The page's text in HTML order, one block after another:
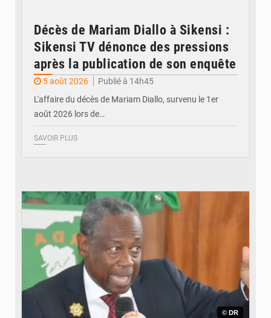
Décès de Mariam Diallo à Sikensi :
Sikensi TV dénonce des pressions
après la publication de son enquête
5 août 2026
Publié à 14h45
L'affaire du décès de Mariam Diallo, survenu le 1er
août 2026 lors de…
SAVOIR PLUS
© DR